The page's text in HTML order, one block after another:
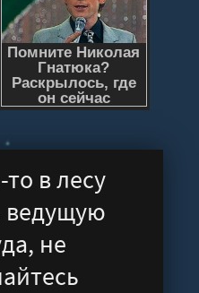
в лесу
ведущую
не